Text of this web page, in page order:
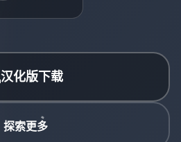
汉化版下载
探索更多